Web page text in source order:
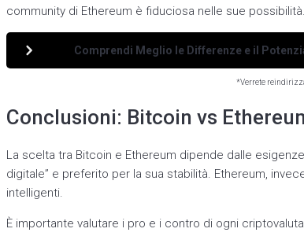
community di Ethereum è fiduciosa nelle sue possibilità.
Comprendi Meglio le Differenze e il
*Verrete
Conclusioni: Bitcoin vs
La scelta tra Bitcoin e Ethereum dipende dalle
digitale” e preferito per la sua stabilità. Ethereum,
intelligenti.
È importante valutare i pro e i contro di ogni